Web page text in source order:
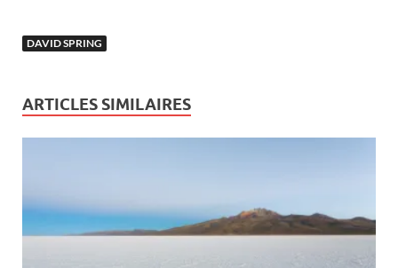
DAVID SPRING
ARTICLES SIMILAIRES